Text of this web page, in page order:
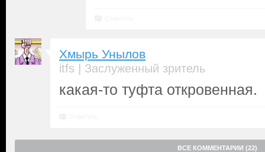
Хмырь Унылов
itfs | Заслуженный зритель
какая-то туфта откровенная.
ВСЕ КОММЕНТАРИИ (22)